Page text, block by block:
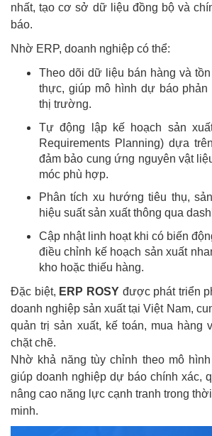
nhất, tạo cơ sở dữ liệu đồng bộ và
báo.
Nhờ ERP, doanh nghiệp có thể:
Theo dõi dữ liệu bán hàng và
thực, giúp mô hình dự báo phản
thị trường.
Tự động lập kế hoạch sản
Requirements Planning) dựa
đảm bảo cung ứng nguyên vật
móc phù hợp.
Phân tích xu hướng tiêu thụ,
hiệu suất sản xuất thông qua
Cập nhật linh hoạt khi có biến
điều chỉnh kế hoạch sản xuất
kho hoặc thiếu hàng.
Đặc biệt, ERP ROSYđược phát triển
doanh nghiệp sản xuất tại Việt Nam,
quản trị sản xuất, kế toán, mua hàng
chặt chẽ.
Nhờ khả năng tùy chỉnh theo mô
giúp doanh nghiệp dự báo chính xác,
nâng cao năng lực cạnh tranh trong
minh.